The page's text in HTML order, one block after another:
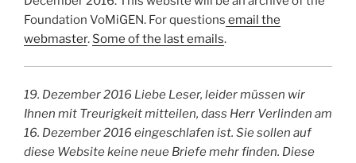
Foundation VoMiGEN. For questions email the
webmaster. Some of the last emails.
19. Dezember 2016 Liebe Leser, leider müssen wir
Ihnen mit Treurigkeit mitteilen, dass Herr Verlinden am
16. Dezember 2016 eingeschlafen ist. Sie sollen auf
diese Website keine neue Briefe mehr finden. Diese